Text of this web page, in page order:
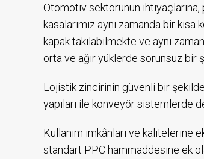
Otomotiv sektörünün
kasalarımız aynı zamanda bir
kapak takılabilmekte ve aynı
orta ve ağır yüklerde sorunsuz bir
Lojistik zincirinin güvenli bir şekilde
yapıları ile konveyör sistemlerde
Kullanım imkânları ve kalitelerine
standart PPC hammaddesine ek